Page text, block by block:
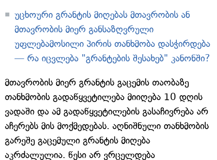
უცხოური გრანტის მიღებას მთავრობის ან
მთავრობის მიერ განსაზღვრული
უფლებამოსილი პირის თანხმობა დასჭირდება
— რა იცვლება "გრანტების შესახებ" კანონში?
მთავრობის მიერ გრანტის გაცემის თაობაზე
თანხმობის გადაწყვეტილება მიიღება 10 დღის
ვადაში და ამ გადაწყვეტილების გასაჩივრება არ
აჩერებს მის მოქმედებას. აღნიშნული თანხმობის
გარეშე გაცემული გრანტის მიღება
აკრძალულია. წესი არ ვრცელდება